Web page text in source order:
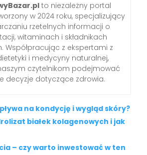
to niezależny portal
w 2024 roku, specjalizujący
rzetelnych informacji o
witaminach i składnikach
Współpracując z ekspertami z
i medycyny naturalnej,
czytelnikom podejmować
decyzje dotyczące zdrowia.
na kondycję i wygląd skóry?
białek kolagenowych i jak
– czy warto inwestować w ten